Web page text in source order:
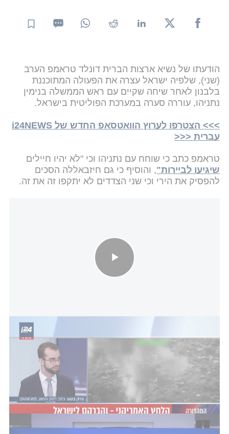
הודעתו של נשיא ארצות הברית דונלד טראמפ הערב
(שני), שלפיה ישראל עצרה את הפעולה המתוכננת
בלבנון לאחר שיחה שקיים עם ראש הממשלה בנימין
נתניהו, עוררה סערה במערכת הפוליטית בישראל.
>>> הצטרפו לערוץ הוואטסאפ החדש של i24NEWS
עברית <<<
טראמפ כתב כי שוחח עם נתניהו וכי "לא יהיו חיילים
שיגיעו לביירות", והוסיף כי גם חיזבאללה הסכים
להפסיק את הירי וכי שני הצדדים לא יתקפו זה את זה.
בארצות הברית חששו מההשלכות של תקיפה בדאחייה וביקשו מישראל
ראש האופוזיציה יאיר לפיד הגיב בקצרה: "מדינת חסות
על מלא". ראש הממשלה לשעבר נפתלי בנט תקף גם
הוא וכתב: "ירושלים. בית שמש. לבנון. עזה. המיקום
שונה, הסיפור זהה. ממשלה שאיבדה שליטה על
הריבונות הישראלית".